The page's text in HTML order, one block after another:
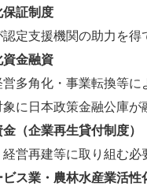
保証制度
認定支援機関の助力を
資金融資
多角化・事業転換等
に日本政策金融公庫が
金（企業再生貸付制度）
営再建等に取り組む
ビス業・農林水産業活性